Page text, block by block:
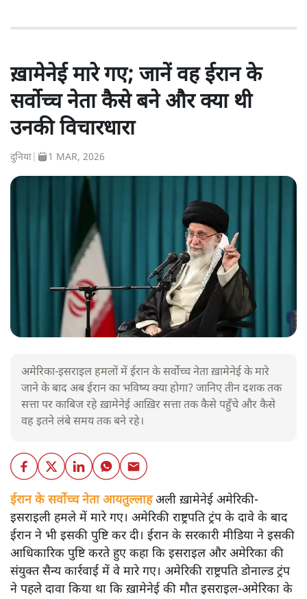
ख़ामेनेई मारे गए; जानें वह ईरान के
सर्वोच्च नेता कैसे बने और क्या थी
उनकी विचारधारा
दुनिया 1 MAR, 2026
अमेरिका-इसराइल हमलों में ईरान के सर्वोच्च नेता ख़ामेनेई के मारे
जाने के बाद अब ईरान का भविष्य क्या होगा? जानिए तीन दशक तक
सत्ता पर काबिज रहे ख़ामेनेई आख़िर सत्ता तक कैसे पहुँचे और कैसे
वह इतने लंबे समय तक बने रहे।
ईरान के सर्वोच्च नेता आयतुल्लाहअली ख़ामेनेई अमेरिकी-
इसराइली हमले में मारे गए। अमेरिकी राष्ट्रपति ट्रंप के दावे के बाद
ईरान ने भी इसकी पुष्टि कर दी। ईरान के सरकारी मीडिया ने इसकी
आधिकारिक पुष्टि करते हुए कहा कि इसराइल और अमेरिका की
संयुक्त सैन्य कार्रवाई में वे मारे गए। अमेरिकी राष्ट्रपति डोनाल्ड ट्रंप
ने पहले दावा किया था कि ख़ामेनेई की मौत इसराइल-अमेरिका के